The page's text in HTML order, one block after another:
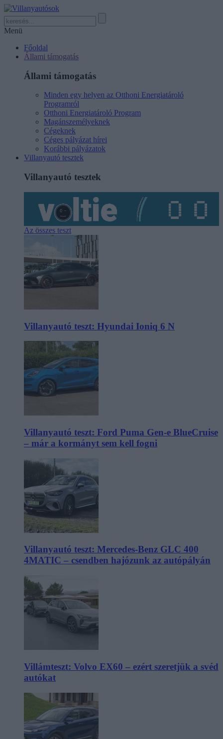
Menü
Főoldal
Állami támogatás
Állami támogatás
Minden egy helyen az Otthoni Energiatároló
Programról
Otthoni Energiatároló Program
Magánszemélyeknek
Cégeknek
Céges pályázat hírei
Korábbi pályázatok
Villanyautó tesztek
Villanyautó tesztek
Az összes teszt
Villanyautó teszt: Hyundai Ioniq 6 N
Villanyautó teszt: Ford Puma Gen-e BlueCruise
– már a kormányt sem kell fogni
Villanyautó teszt: Mercedes-Benz GLC 400
4MATIC – csendben hajózunk az autópályán
Villámteszt: Volvo EX60 – ezért szeretjük a svéd
autókat